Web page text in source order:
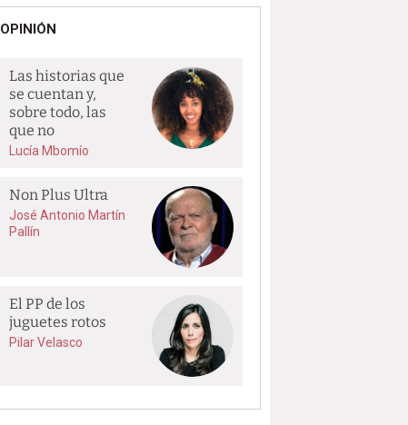
OPINIÓN
Las historias que
se cuentan y,
sobre todo, las
que no
Lucía Mbomío
Non Plus Ultra
José Antonio Martín
Pallín
El PP de los
juguetes rotos
Pilar Velasco